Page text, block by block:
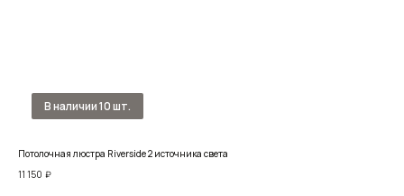
Потолочная люстра Riverside 2 источника света
11 150 ₽